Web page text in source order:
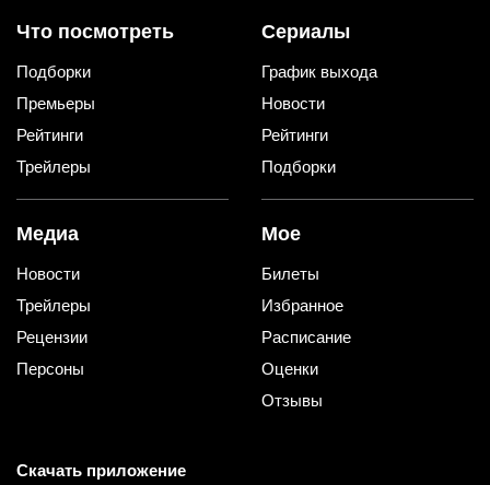
Что посмотреть
Подборки
Премьеры
Рейтинги
Трейлеры
Сериалы
График выхода
Новости
Рейтинги
Подборки
Медиа
Новости
Трейлеры
Рецензии
Персоны
Мое
Билеты
Избранное
Расписание
Оценки
Отзывы
Скачать приложение